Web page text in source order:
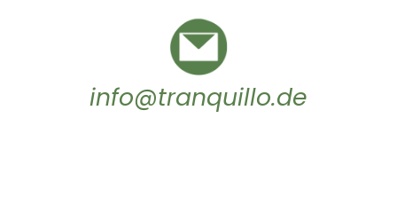
info@tranquillo.de